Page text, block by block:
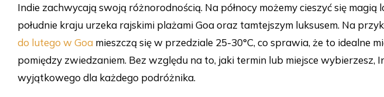
Indie zachwycają swoją różnorodnością. Na północy możemy cieszyć się
południe kraju urzeka rajskimi plażami Goa oraz tamtejszym luksusem. Na
do lutego w Goa mieszczą się w przedziale 25-30°C, co sprawia, że to idealne
pomiędzy zwiedzaniem. Bez względu na to, jaki termin lub miejsce wybierzesz,
wyjątkowego dla każdego podróżnika.